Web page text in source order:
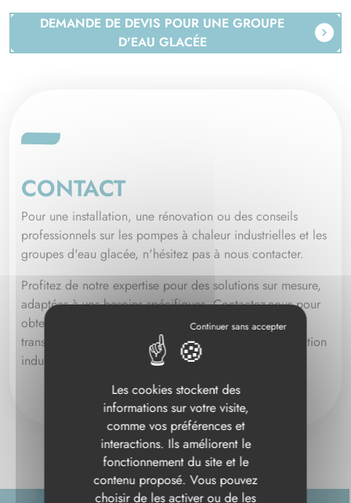
DEMANDE DE DEVIS POUR UNE GROUPE
D'EAU GLACÉE
CONTACT
Pour une installation, une rénovation ou des conseils
professionnels sur les pompes à chaleur industrielles et les
groupes d'eau glacée, n'hésitez pas à nous contacter.
Profitez de notre expertise pour des solutions sur mesure,
adaptées à vos besoins spécifiques. Contactez-nous pour
obtenir un devis et découvrir comment nous pouvons
transformer votre système de chauffage et de climatisation
industriel.
Les cookies stockent des
informations sur votre visite,
comme vos préférences et
interactions. Ils améliorent le
fonctionnement du site et le
contenu proposé. Vous pouvez
choisir de les activer ou de les